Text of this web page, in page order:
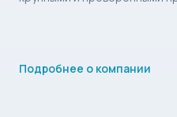
Подробнее о компании